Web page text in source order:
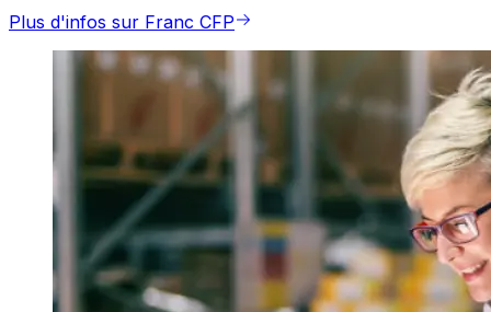
Plus d'infos sur Franc CFP